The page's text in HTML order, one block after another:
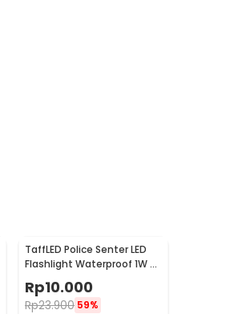
TaffLED Police Senter LED
Flashlight Waterproof 1W -
Rp10.000
Rp23.900 59%